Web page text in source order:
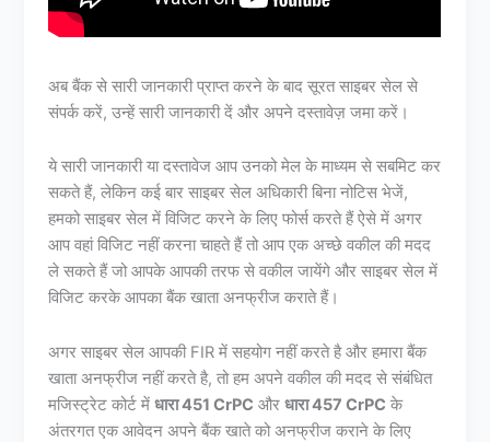
अब बैंक से सारी जानकारी प्राप्त करने के बाद सूरत साइबर सेल से
संपर्क करें, उन्हें सारी जानकारी दें और अपने दस्तावेज़ जमा करें।
ये सारी जानकारी या दस्तावेज आप उनको मेल के माध्यम से सबमिट कर
सकते हैं, लेकिन कई बार साइबर सेल अधिकारी बिना नोटिस भेजें,
हमको साइबर सेल में विजिट करने के लिए फोर्स करते हैं ऐसे में अगर
आप वहां विजिट नहीं करना चाहते हैं तो आप एक अच्छे वकील की मदद
ले सकते हैं जो आपके आपकी तरफ से वकील जायेंगे और साइबर सेल में
विजिट करके आपका बैंक खाता अनफ्रीज कराते हैं।
अगर साइबर सेल आपकी FIR में सहयोग नहीं करते है और हमारा बैंक
खाता अनफ्रीज नहीं करते है, तो हम अपने वकील की मदद से संबंधित
मजिस्ट्रेट कोर्ट मेंधारा 451 CrPC औरधारा 457 CrPC के
अंतरगत एक आवेदन अपने बैंक खाते को अनफ्रीज कराने के लिए